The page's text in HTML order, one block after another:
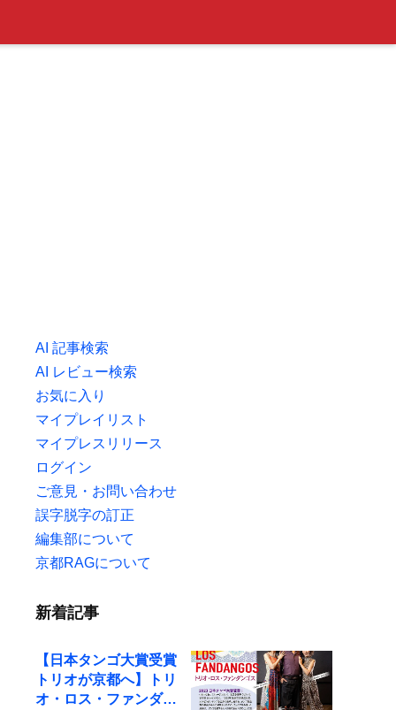
AI 記事検索
AI レビュー検索
お気に入り
マイプレイリスト
マイプレスリリース
ログイン
ご意見・お問い合わせ
誤字脱字の訂正
編集部について
京都RAGについて
新着記事
【日本タンゴ大賞受賞
トリオが京都へ】トリ
オ・ロス・ファンダン